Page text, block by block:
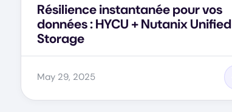
Résilience instantanée pour vos
données : HYCU + Nutanix Unified
Storage
May 29, 2025